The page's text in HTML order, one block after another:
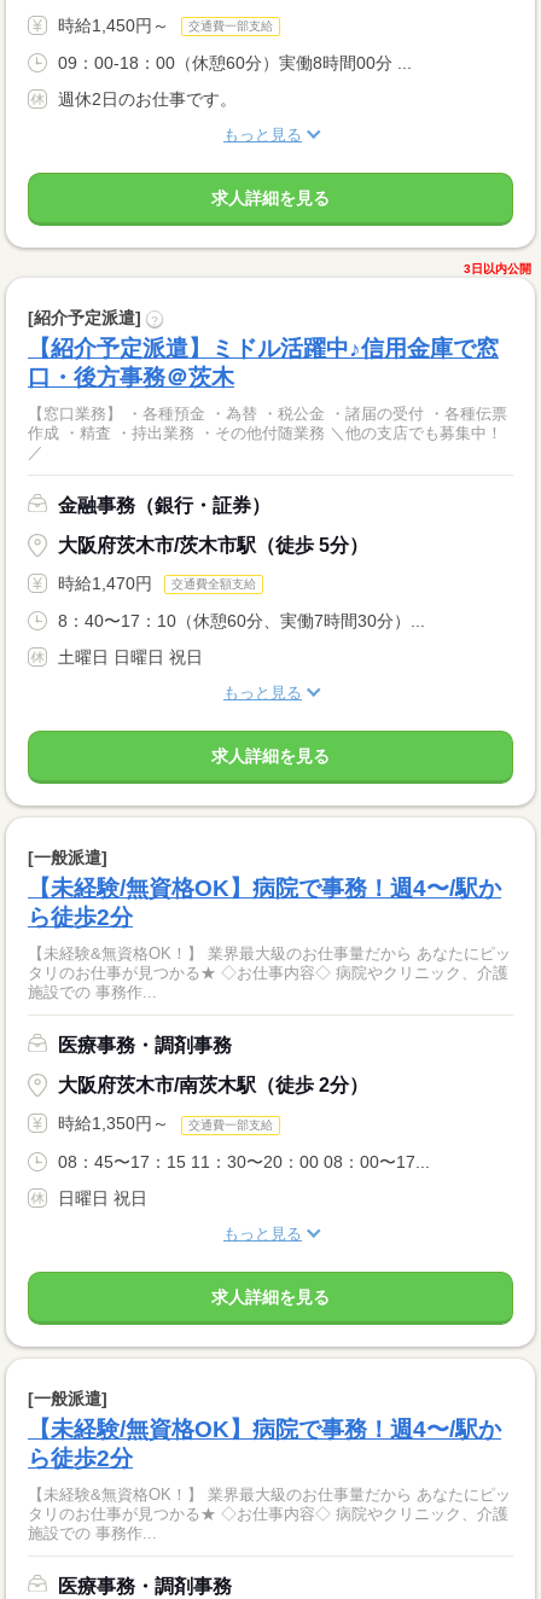
時給1,450円～ 交通費一部支給
09：00-18：00（休憩60分）実働8時間00分 ...
週休2日のお仕事です。
もっと見る
求人詳細を見る
3日以内公開
[紹介予定派遣] ?
【紹介予定派遣】ミドル活躍中♪信用金庫で窓
口・後方事務＠茨木
【窓口業務】 ・各種預金 ・為替 ・税公金 ・諸届の受付 ・各種伝票
作成 ・精査 ・持出業務 ・その他付随業務 ＼他の支店でも募集中！
／
金融事務（銀行・証券）
大阪府茨木市/茨木市駅（徒歩 5分）
時給1,470円 交通費全額支給
8：40〜17：10（休憩60分、実働7時間30分）...
土曜日 日曜日 祝日
もっと見る
求人詳細を見る
[一般派遣]
【未経験/無資格OK】病院で事務！週4〜/駅か
ら徒歩2分
【未経験&無資格OK！】 業界最大級のお仕事量だから あなたにピッ
タリのお仕事が見つかる★ ◇お仕事内容◇ 病院やクリニック、介護
施設での 事務作...
医療事務・調剤事務
大阪府茨木市/南茨木駅（徒歩 2分）
時給1,350円～ 交通費一部支給
08：45〜17：15 11：30〜20：00 08：00〜17...
日曜日 祝日
もっと見る
求人詳細を見る
[一般派遣]
【未経験/無資格OK】病院で事務！週4〜/駅か
ら徒歩2分
【未経験&無資格OK！】 業界最大級のお仕事量だから あなたにピッ
タリのお仕事が見つかる★ ◇お仕事内容◇ 病院やクリニック、介護
施設での 事務作...
医療事務・調剤事務